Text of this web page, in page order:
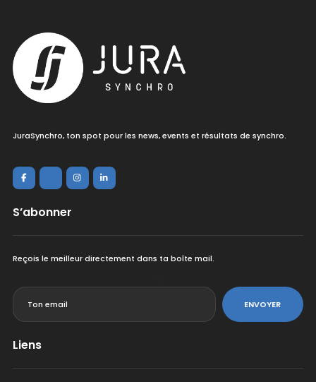
JuraSynchro, ton spot pour les news, events et résultats de synchro.
S’abonner
Reçois le meilleur directement dans ta boîte mail.
ENVOYER
Liens